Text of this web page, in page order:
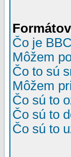
Čo je
Môžem
Čo to sú
Môžem
Čo sú to
Čo sú to
Čo sú to